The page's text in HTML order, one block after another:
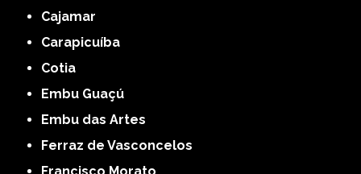
Cajamar
Carapicuíba
Cotia
Embu Guaçú
Embu das Artes
Ferraz de Vasconcelos